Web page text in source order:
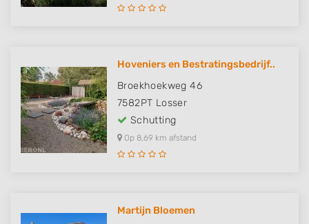
Hoveniers en Bestratingsbedrijf..
Broekhoekweg 46
7582PT Losser
Schutting
Op 8,69 km afstand
Martijn Bloemen